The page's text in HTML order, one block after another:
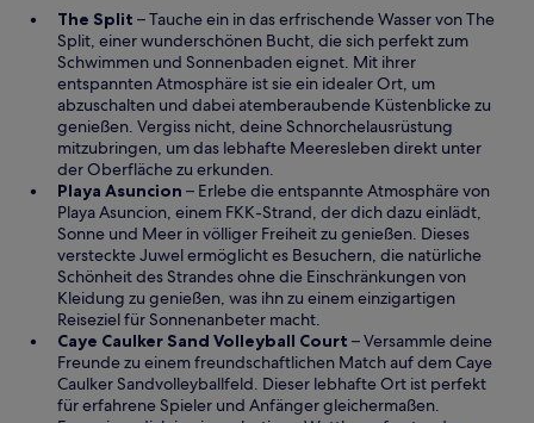
f
f
n
e
t
The Split W
i
r
d
i
n
e
i
n
e
m
n
e
u
e
n
F
e
n
– Tauche ein in das erfrischende Wasser von The
Split, einer wunderschönen Bucht, die sich perfekt zum
Schwimmen und Sonnenbaden eignet. Mit ihrer
entspannten Atmosphäre ist sie ein idealer Ort, um
abzuschalten und dabei atemberaubende Küstenblicke zu
genießen. Vergiss nicht, deine Schnorchelausrüstung
mitzubringen, um das lebhafte Meeresleben direkt unter
der Oberfläche zu erkunden.
Playa Asuncion W
i
r
d
i
n
e
i
n
e
m
– Erlebe die entspannte Atmosphäre von
Playa Asuncion, einem FKK-Strand, der dich dazu einlädt,
Sonne und Meer in völliger Freiheit zu genießen. Dieses
versteckte Juwel ermöglicht es Besuchern, die natürliche
Schönheit des Strandes ohne die Einschränkungen von
Kleidung zu genießen, was ihn zu einem einzigartigen
Reiseziel für Sonnenanbeter macht.
Caye Caulker Sand Volleyball Court W
i
r
d
– Versammle deine
Freunde zu einem freundschaftlichen Match auf dem Caye
Caulker Sandvolleyballfeld. Dieser lebhafte Ort ist perfekt
für erfahrene Spieler und Anfänger gleichermaßen.